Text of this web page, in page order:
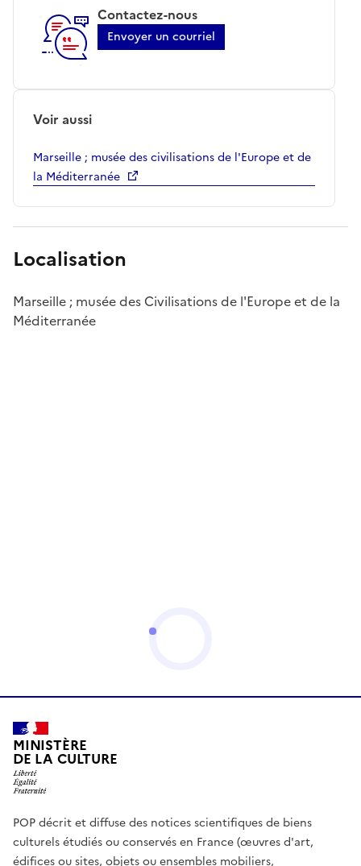
Contactez-nous
Envoyer un courriel
Voir aussi
Marseille ; musée des civilisations de l'Europe et de
la Méditerranée
Localisation
Marseille ; musée des Civilisations de l'Europe et de la
Méditerranée
MINISTÈRE
DE LA CULTURE
POP décrit et diffuse des notices scientifiques de biens
culturels étudiés ou conservés en France (œuvres d'art,
édifices ou sites, objets ou ensembles mobiliers,